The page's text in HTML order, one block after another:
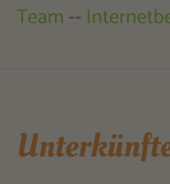
Team --